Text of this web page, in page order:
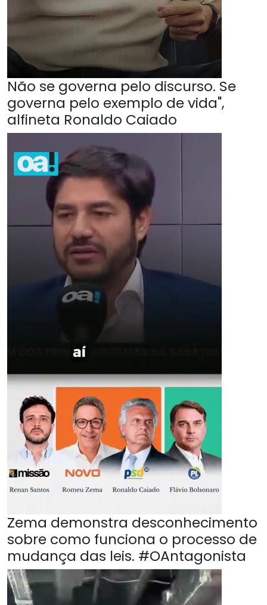
Não se governa pelo discurso. Se
governa pelo exemplo de vida",
alfineta Ronaldo Caiado
Zema demonstra desconhecimento
sobre como funciona o processo de
mudança das leis. #OAntagonista